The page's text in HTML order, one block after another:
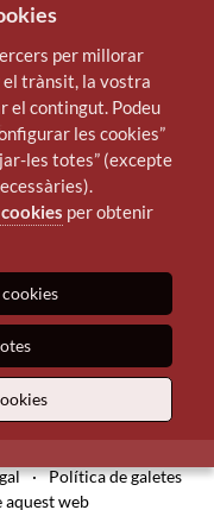
· Política de galetes
aquest web
per millorar
el trànsit, la vostra
el contingut. Podeu
les cookies”
les totes” (excepte
per obtenir